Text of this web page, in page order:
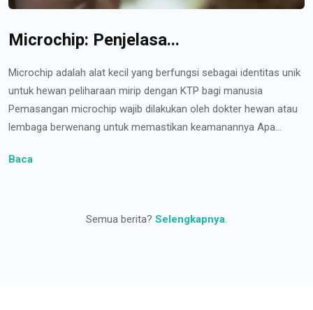
Microchip: Penjelasa...
Microchip adalah alat kecil yang berfungsi sebagai identitas unik
untuk hewan peliharaan mirip dengan KTP bagi manusia
Pemasangan microchip wajib dilakukan oleh dokter hewan atau
lembaga berwenang untuk memastikan keamanannya Apa...
Baca
Semua berita? Selengkapnya